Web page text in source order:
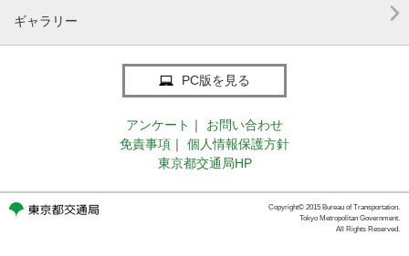
ギャラリー 
PC版を見る
アンケート ｜
お問い合わせ
免責事項 ｜
個人情報保護方針
東京都交通局HP
Copyright© 2015 Bureau of Transportation.
Tokyo Metropolitan Government.
All Rights Reserved.